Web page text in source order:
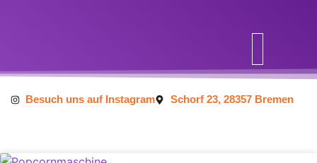
Besuch uns auf Instagram Schorf 23, 28357 Bremen